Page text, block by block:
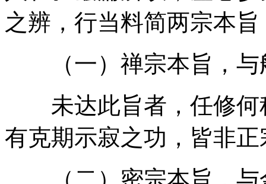
之辨，行当料简两宗本旨
（一）禅宗本旨，与
未达此旨者，任修何
有克期示寂之功，皆非正
（二）密宗本旨，与